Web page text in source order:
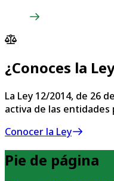
¿Conoces la
La Ley 12/2014, de 26
activa de las
Conocer la Ley
Pie de página